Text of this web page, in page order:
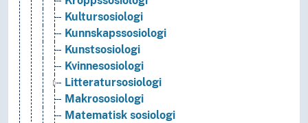
Kultursosiologi
Kunnskapssosiologi
Kunstsosiologi
Kvinnesosiologi
Litteratursosiologi
Makrososiologi
Matematisk sosiologi